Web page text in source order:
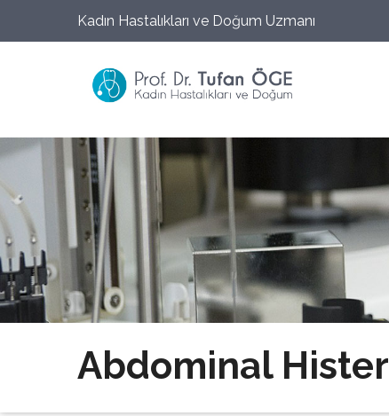
Kadın Hastalıkları ve Doğum Uzmanı
Abdominal